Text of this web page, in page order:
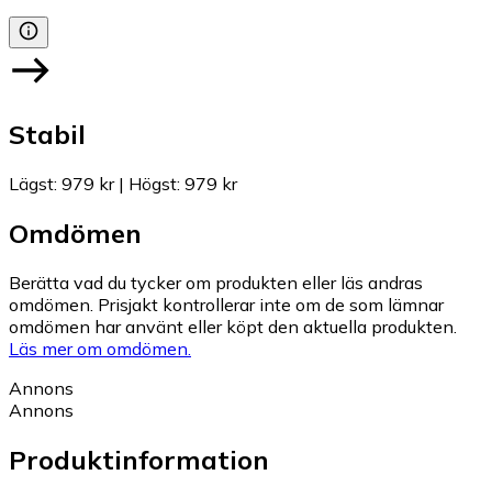
Stabil
Lägst: 979 kr| Högst: 979 kr
Omdömen
Berätta vad du tycker om produkten eller läs andras
omdömen. Prisjakt kontrollerar inte om de som lämnar
omdömen har använt eller köpt den aktuella produkten.
Läs mer om omdömen.
Annons
Annons
Produktinformation